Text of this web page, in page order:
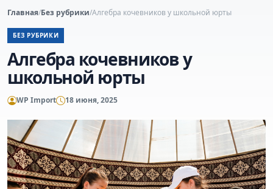
Главная/Без рубрики/Алгебра кочевников у школьной юрты
БЕЗ РУБРИКИ
Алгебра кочевников у
школьной юрты
WP Import 18 июня, 2025